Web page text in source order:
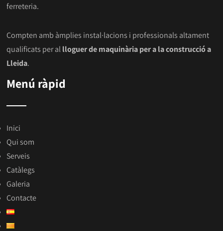
ferreteria.
Compten amb àmplies instal·lacions i professionals altament
qualificats per allloguer de maquinària per a la construcció a
Lleida.
Menú ràpid
Inici
Qui som
Serveis
Catàlegs
Galeria
Contacte